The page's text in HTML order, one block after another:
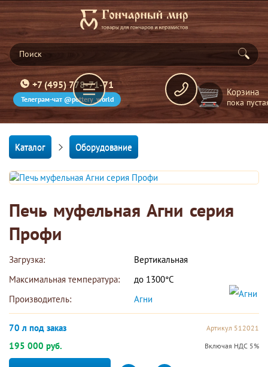
+7 (495) 778-71-71
Телеграм-чат @pottery_world
Корзина
пока
Каталог Оборудование
Печь муфельная Агни серия
Профи
Загрузка:
Вертикальная
Максимальная температура:
до 1300°С
Производитель:
Агни
70 л под заказ Артикул 512021
195 000 руб. Включая НДС 5%